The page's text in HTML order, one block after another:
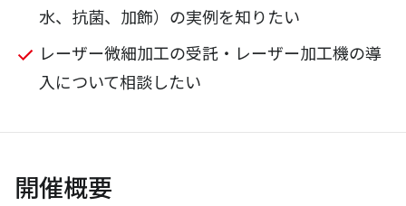
水、抗菌、加飾）の実例を知りたい
レーザー微細加工の受託・レーザー加工機の導
入について相談したい
開催概要